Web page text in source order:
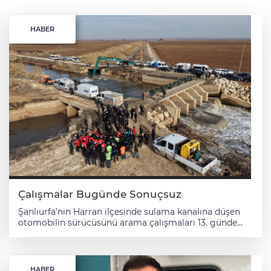
HABER
Çalışmalar Bugünde Sonuçsuz
Şanlıurfa'nın Harran ilçesinde sulama kanalına düşen
otomobilin sürücüsünü arama çalışmaları 13. günde
otomobilin sürücüsü Halil Gündüz'ü (42) arama
çalışmaları havanın aydınlanmasıyla yeniden başladı.